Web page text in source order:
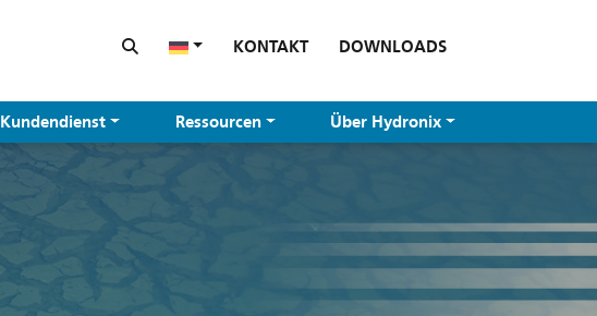
KONTAKT DOWNLOADS
Kundendienst Ressourcen Über Hydronix